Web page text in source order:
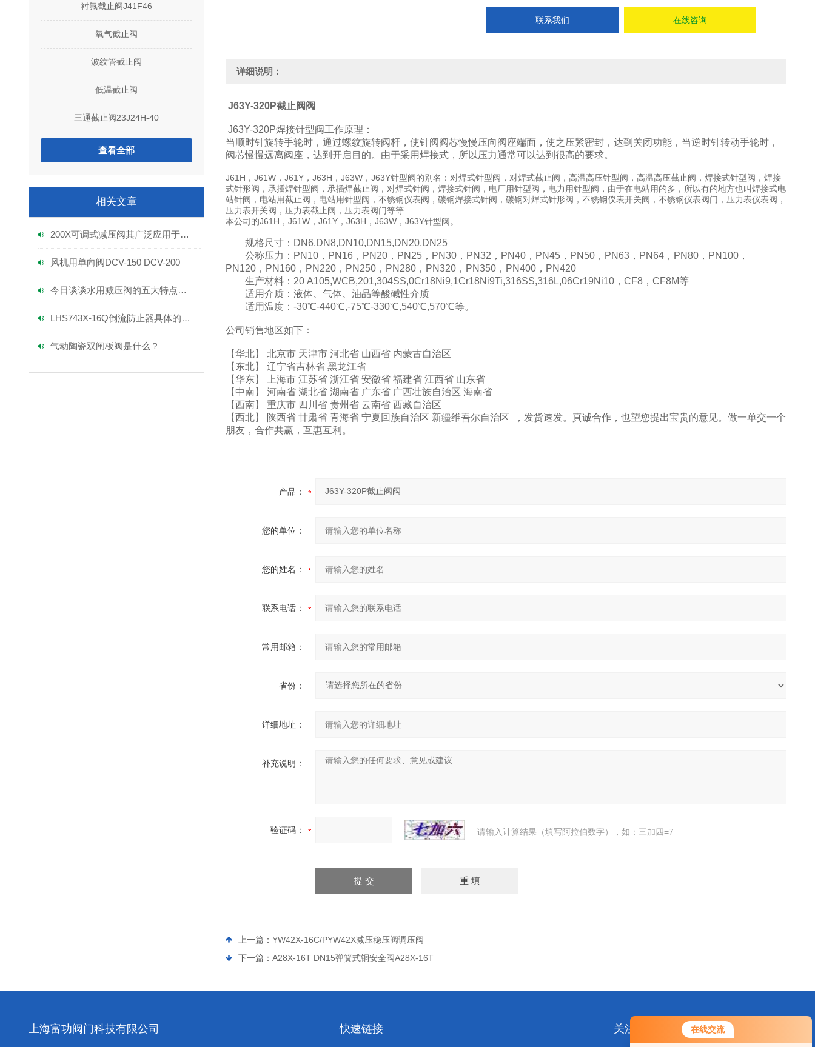
在线交流
衬氟截止阀J41F46
氧气截止阀
波纹管截止阀
低温截止阀
三通截止阀23J24H-40
查看全部
相关文章
200X可调式减压阀其广泛应用于以下领域
风机用单向阀DCV-150 DCV-200
今日谈谈水用减压阀的五大特点是什么？
LHS743X-16Q倒流防止器具体的特点是怎样的呢？
气动陶瓷双闸板阀是什么？
联系我们 在线咨询
详细说明：
J63Y-320P截止阀阀
J63Y-320P焊接针型阀工作原理：
当顺时针旋转手轮时，通过螺纹旋转阀杆，使针阀阀芯慢慢压向阀座端面，使之压紧密封，达到关闭功能，当逆时针转动手轮时，
阀芯慢慢远离阀座，达到开启目的。由于采用焊接式，所以压力通常可以达到很高的要求。
J61H，J61W，J61Y，J63H，J63W，J63Y针型阀的别名：对焊式针型阀，对焊式截止阀，高温高压针型阀，高温高压截止阀，焊接式针型阀，焊接
式针形阀，承插焊针型阀，承插焊截止阀，对焊式针阀，焊接式针阀，电厂用针型阀，电力用针型阀，由于在电站用的多，所以有的地方也叫焊接式电
站针阀，电站用截止阀，电站用针型阀，不锈钢仪表阀，碳钢焊接式针阀，碳钢对焊式针形阀，不锈钢仪表开关阀，不锈钢仪表阀门，压力表仪表阀，
压力表开关阀，压力表截止阀，压力表阀门等等
本公司的J61H，J61W，J61Y，J63H，J63W，J63Y针型阀。
规格尺寸：DN6,DN8,DN10,DN15,DN20,DN25
公称压力：PN10，PN16，PN20，PN25，PN30，PN32，PN40，PN45，PN50，PN63，PN64，PN80，PN100，
PN120，PN160，PN220，PN250，PN280，PN320，PN350，PN400，PN420
生产材料：20 A105,WCB,201,304SS,0Cr18Ni9,1Cr18Ni9Ti,316SS,316L,06Cr19Ni10，CF8，CF8M等
适用介质：液体、气体、油品等酸碱性介质
适用温度：-30℃-440℃,-75℃-330℃,540℃,570℃等。
公司销售地区如下：
【华北】 北京市 天津市 河北省 山西省 内蒙古自治区
【东北】 辽宁省吉林省 黑龙江省
【华东】 上海市 江苏省 浙江省 安徽省 福建省 江西省 山东省
【中南】 河南省 湖北省 湖南省 广东省 广西壮族自治区 海南省
【西南】 重庆市 四川省 贵州省 云南省 西藏自治区
【西北】 陕西省 甘肃省 青海省 宁夏回族自治区 新疆维吾尔自治区 ，发货速发。真诚合作，也望您提出宝贵的意见。做一单交一个
朋友，合作共赢，互惠互利。
产品：
您的单位：
您的姓名：
联系电话：
常用邮箱：
省份：
详细地址：
补充说明：
验证码： 请输入计算结果（填写阿拉伯数字），如：三加四=7
上一篇： YW42X-16C/PYW42X减压稳压阀调压阀
下一篇： A28X-16T DN15弹簧式铜安全阀A28X-16T
上海富功阀门科技有限公司 快速链接 关注我们